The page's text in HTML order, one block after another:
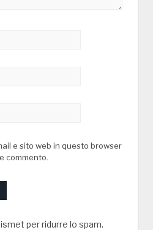
e sito web in questo browser
commento.
per ridurre lo spam.